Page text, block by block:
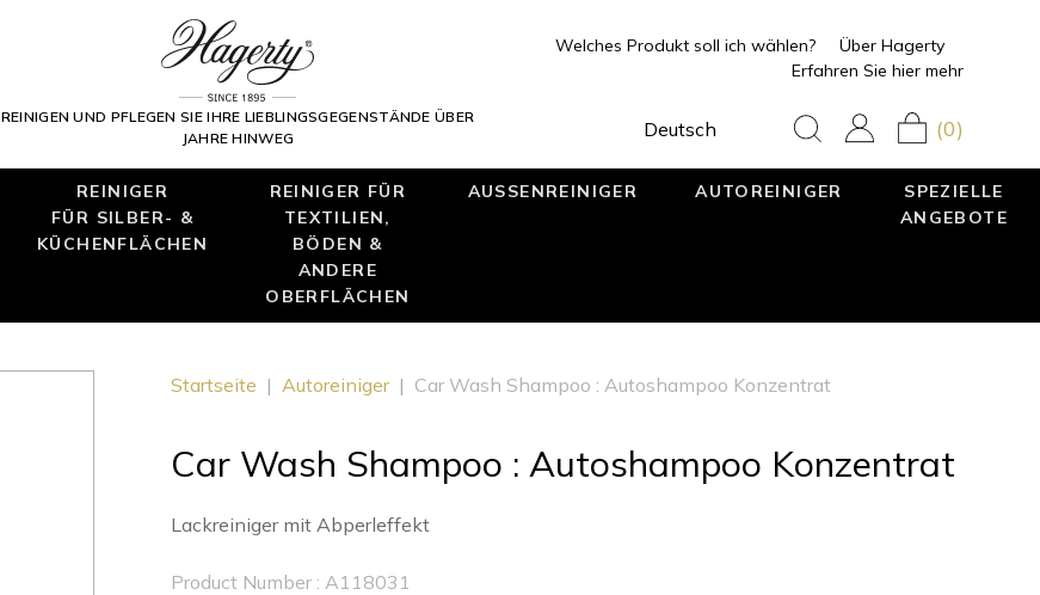
REINIGEN UND PFLEGEN SIE IHRE LIEBLINGSGEGENSTÄNDE ÜBER
JAHRE HINWEG
Welches Produkt soll ich wählen?
Über Hagerty
Erfahren Sie hier mehr
Deutsch (0)
REINIGER
FÜR SILBER- &
KÜCHENFLÄCHEN
REINIGER FÜR
TEXTILIEN,
BÖDEN &
ANDERE
OBERFLÄCHEN
AUSSENREINIGER AUTOREINIGER
SPEZIELLE
ANGEBOTE
Startseite | Autoreiniger | Car Wash Shampoo : Autoshampoo Konzentrat
Car Wash Shampoo : Autoshampoo Konzentrat
Lackreiniger mit Abperleffekt
Product Number : A118031